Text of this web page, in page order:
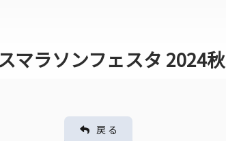
マラソンフェスタ 2024秋
戻 る